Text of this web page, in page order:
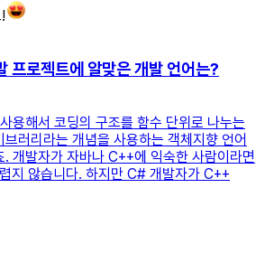
로젝트에 알맞은 개발 언어는?
용해서 코딩의 구조를 함수 단위로 나누는
러리라는 개념을 사용하는 객체지향 언어
. 개발자가 자바나 C++에 익숙한 사람이라면
지 않습니다. 하지만 C# 개발자가 C++